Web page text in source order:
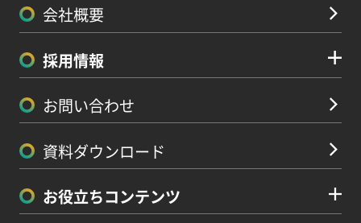
会社概要
採用情報
お問い合わせ
資料ダウンロード
お役立ちコンテンツ